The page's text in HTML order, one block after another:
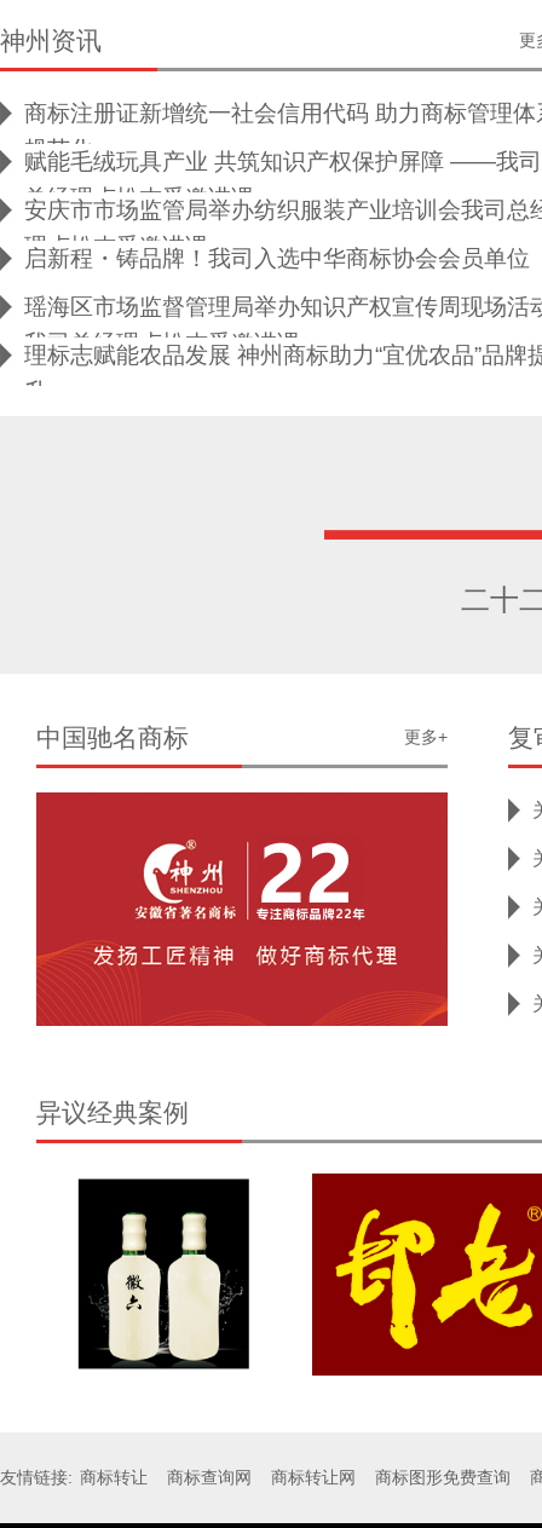
神州资讯 更
商标注册证新增统一社会信用代码 助力商标管理体
规范化
赋能毛绒玩具产业 共筑知识产权保护屏障 ——我司
总经理卢松杰受邀讲课
安庆市市场监管局举办纺织服装产业培训会我司总
理卢松杰受邀讲课
启新程・铸品牌！我司入选中华商标协会会员单位
瑶海区市场监督管理局举办知识产权宣传周现场活
我司总经理卢松杰受邀讲课
理标志赋能农品发展 神州商标助力“宜优农品”品牌
升
二十
中国驰名商标 更多+ 复
异议经典案例
友情链接: 商标转让 商标查询网 商标转让网 商标图形免费查询